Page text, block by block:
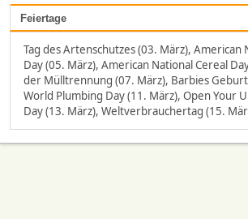
Feiertage
Tag des Artenschutzes (03. März), American
Day (05. März), American National Cereal
der Mülltrennung (07. März), Barbies
World Plumbing Day (11. März), Open Your
Day (13. März), Weltverbrauchertag (15.